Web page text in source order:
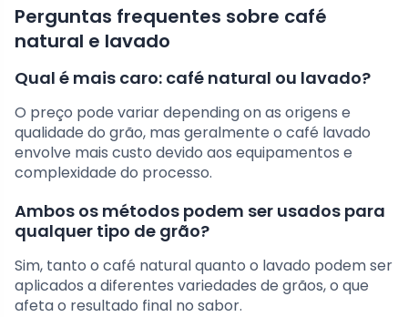
Perguntas frequentes sobre café
natural e lavado
Qual é mais caro: café natural ou lavado?
O preço pode variar depending on as origens e
qualidade do grão, mas geralmente o café lavado
envolve mais custo devido aos equipamentos e
complexidade do processo.
Ambos os métodos podem ser usados para
qualquer tipo de grão?
Sim, tanto o café natural quanto o lavado podem ser
aplicados a diferentes variedades de grãos, o que
afeta o resultado final no sabor.